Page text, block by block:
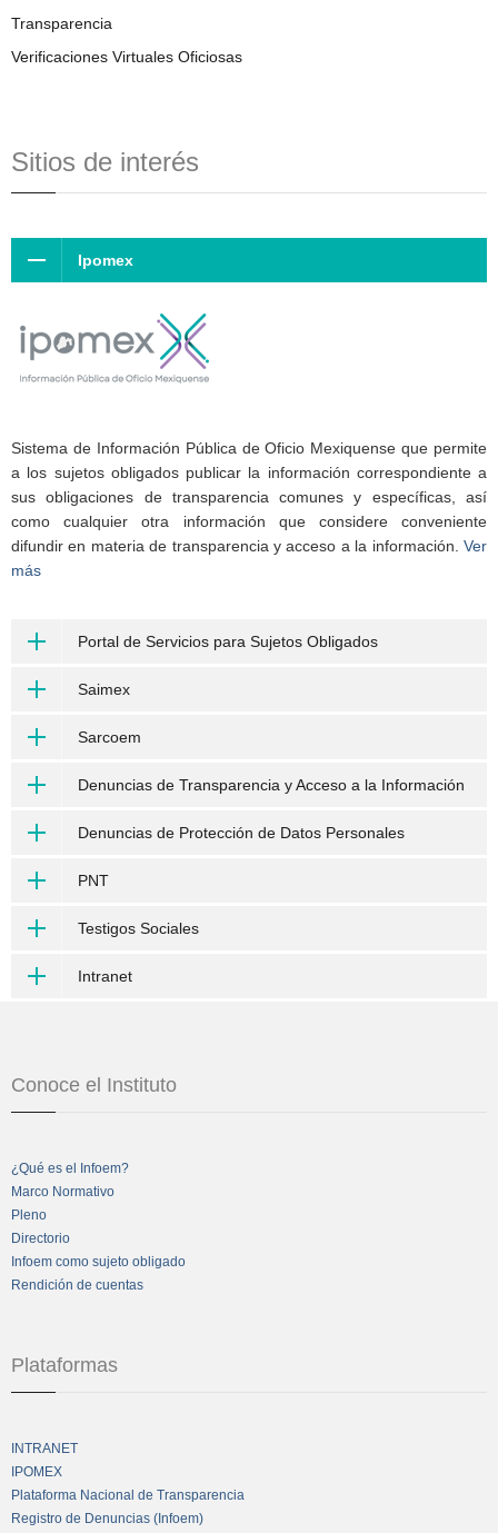
Transparencia
Verificaciones Virtuales Oficiosas
Sitios de interés
Ipomex
Sistema de Información Pública de Oficio Mexiquense que permite
a los sujetos obligados publicar la información correspondiente a
sus obligaciones de transparencia comunes y específicas, así
como cualquier otra información que considere conveniente
difundir en materia de transparencia y acceso a la información. Ver
más
Portal de Servicios para Sujetos Obligados
Saimex
Sarcoem
Denuncias de Transparencia y Acceso a la Información
Denuncias de Protección de Datos Personales
PNT
Testigos Sociales
Intranet
Conoce el Instituto
¿Qué es el Infoem?
Marco Normativo
Pleno
Directorio
Infoem como sujeto obligado
Rendición de cuentas
Plataformas
INTRANET
IPOMEX
Plataforma Nacional de Transparencia
Registro de Denuncias (Infoem)